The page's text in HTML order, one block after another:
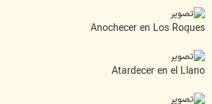
Anochecer en Los Roques
Atardecer en el Llano